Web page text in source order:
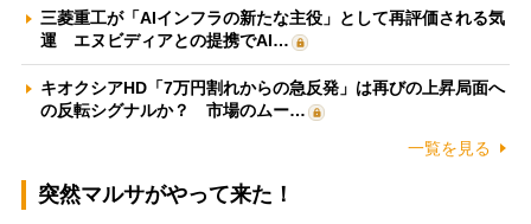
三菱重工が「AIインフラの新たな主役」として再評価される気
運 エヌビディアとの提携でAI…
キオクシアHD「7万円割れからの急反発」は再びの上昇局面へ
の反転シグナルか？ 市場のムー…
一覧を見る
突然マルサがやって来た！